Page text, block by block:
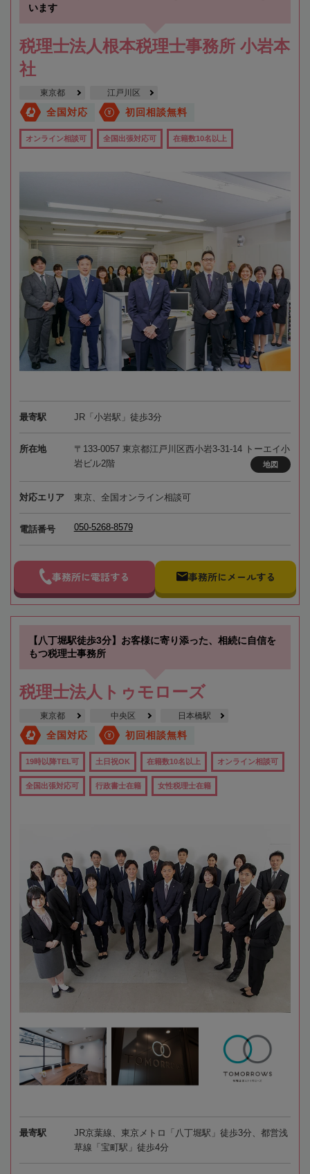
います
税理士法人根本税理士事務所 小岩本
社
東京都 江戸川区
全国対応 初回相談無料
オンライン相談可 全国出張対応可 在籍数10名以上
最寄駅 JR「小岩駅」徒歩3分
所在地
〒133-0057 東京都江戸川区西小岩3-31-14 トーエイ小
岩ビル2階
地図
対応エリア 東京、全国オンライン相談可
電話番号 050-5268-8579
事務所に電話する 事務所にメールする
【八丁堀駅徒歩3分】お客様に寄り添った、相続に自信を
もつ税理士事務所
税理士法人トゥモローズ
東京都 中央区 日本橋駅
全国対応 初回相談無料
19時以降TEL可 土日祝OK 在籍数10名以上 オンライン相談可
全国出張対応可 行政書士在籍 女性税理士在籍
最寄駅
JR京葉線、東京メトロ「八丁堀駅」徒歩3分、都営浅
草線「宝町駅」徒歩4分